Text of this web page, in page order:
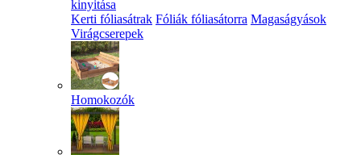
kinyitása
Kerti fóliasátrak Fóliák fóliasátorra Magaságyások
Virágcserepek
Homokozók